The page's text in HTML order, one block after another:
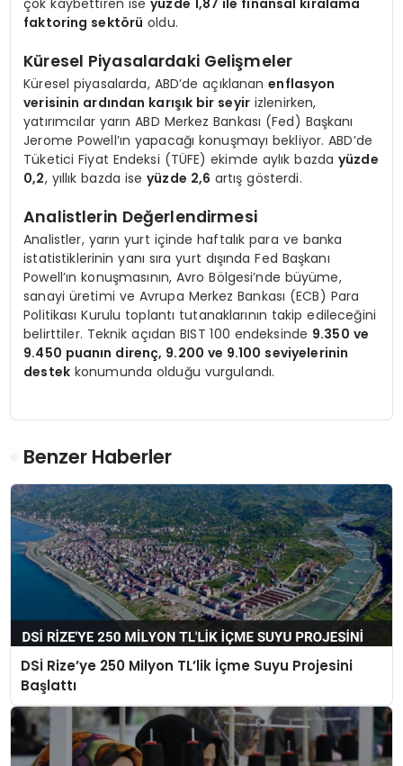
çok kaybettiren iseyüzde 1,87 ile finansal kiralama
faktoring sektörü oldu.
Küresel Piyasalardaki Gelişmeler
Küresel piyasalarda, ABD’de açıklananenflasyon
verisinin ardından karışık bir seyir izlenirken,
yatırımcılar yarın ABD Merkez Bankası (Fed) Başkanı
Jerome Powell’ın yapacağı konuşmayı bekliyor. ABD’de
Tüketici Fiyat Endeksi (TÜFE) ekimde aylık bazda yüzde
0,2, yıllık bazda iseyüzde 2,6 artış gösterdi.
Analistlerin Değerlendirmesi
Analistler, yarın yurt içinde haftalık para ve banka
istatistiklerinin yanı sıra yurt dışında Fed Başkanı
Powell’ın konuşmasının, Avro Bölgesi’nde büyüme,
sanayi üretimi ve Avrupa Merkez Bankası (ECB) Para
Politikası Kurulu toplantı tutanaklarının takip edileceğini
belirttiler. Teknik açıdan BIST 100 endeksinde 9.350 ve
9.450 puanın direnç, 9.200 ve 9.100 seviyelerinin
destek konumunda olduğu vurgulandı.
Benzer Haberler
DSİ Rize’ye 250 Milyon TL’lik İçme Suyu Projesini
Başlattı